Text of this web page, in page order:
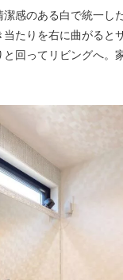
感のある白で統一し
当たりを右に曲がると
回ってリビングへ。